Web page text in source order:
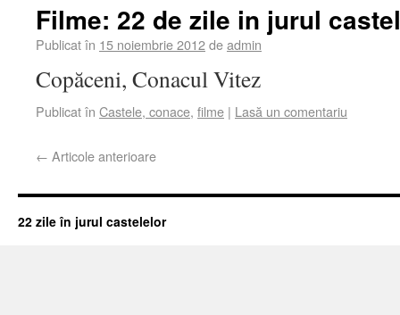
Filme: 22 de zile in jurul
Publicat în 15 noiembrie 2012deadmin
Copăceni, Conacul Vitez
Publicat în Castele, conace, filme | Lasă un comentariu
← Articole anterioare
22 zile în jurul castelelor